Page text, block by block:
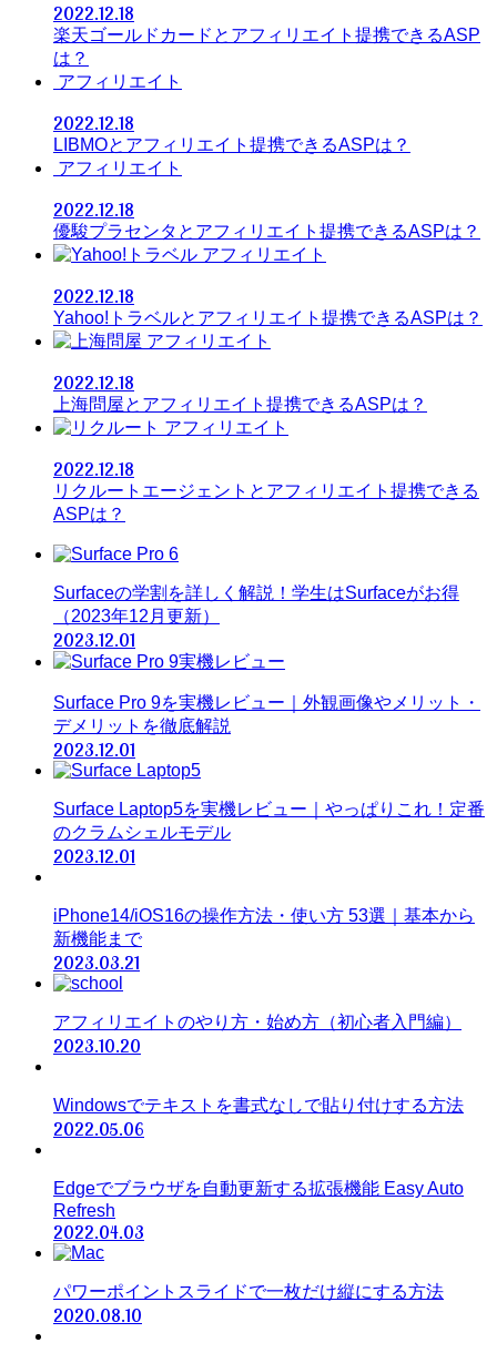
2022.12.18
楽天ゴールドカードとアフィリエイト提携できるASP
は？
アフィリエイト
2022.12.18
LIBMOとアフィリエイト提携できるASPは？
アフィリエイト
2022.12.18
優駿プラセンタとアフィリエイト提携できるASPは？
アフィリエイト
2022.12.18
Yahoo!トラベルとアフィリエイト提携できるASPは？
アフィリエイト
2022.12.18
上海問屋とアフィリエイト提携できるASPは？
アフィリエイト
2022.12.18
リクルートエージェントとアフィリエイト提携できる
ASPは？
Surfaceの学割を詳しく解説！学生はSurfaceがお得
（2023年12月更新）
2023.12.01
Surface Pro 9を実機レビュー｜外観画像やメリット・
デメリットを徹底解説
2023.12.01
Surface Laptop5を実機レビュー｜やっぱりこれ！定番
のクラムシェルモデル
2023.12.01
iPhone14/iOS16の操作方法・使い方 53選｜基本から
新機能まで
2023.03.21
アフィリエイトのやり方・始め方（初心者入門編）
2023.10.20
Windowsでテキストを書式なしで貼り付けする方法
2022.05.06
Edgeでブラウザを自動更新する拡張機能 Easy Auto
Refresh
2022.04.03
パワーポイントスライドで一枚だけ縦にする方法
2020.08.10